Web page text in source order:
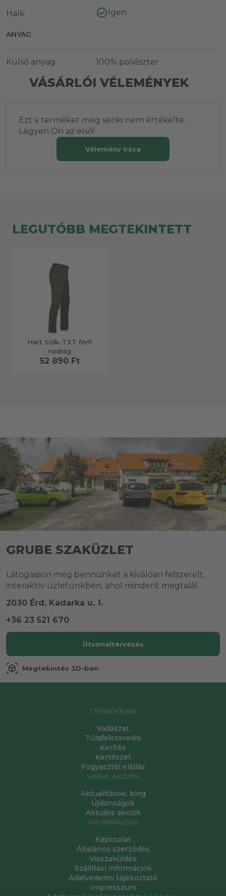
Halk Igen
ANYAG
Külső anyag 100% poliészter
VÁSÁRLÓI VÉLEMÉNYEK
Ezt a terméket még senki nem értékelte.
Legyen Ön az első!
Vélemény írása
LEGUTÓBB MEGTEKINTETT
Hart Stilk-TXT férfi
nadrág
52 890 Ft
GRUBE SZAKÜZLET
Látogasson meg bennünket a kiválóan felszerelt,
interaktív üzletünkben, ahol mindent megtalál.
2030 Érd, Kadarka u. 1.
+36 23 521 670
Útvonaltervezés
view_in_ar Megtekintés 3D-ben
TERMÉKEINK
Vadászat
Túrafelszerelés
Kerítés
Kertészet
Fogyasztói elállás
HÍREK, AKCIÓK
Aktualitások, blog
Újdonságok
Aktuális akciók
INFORMÁCIÓK
Kapcsolat
Általános szerződés
Visszaküldés
Szállítási információk
Adatvédelmi tájékoztató
Impresszum